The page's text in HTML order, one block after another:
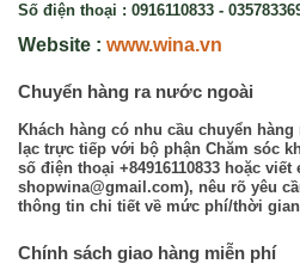
Số điện thoại : 0916110833 -
Website : www.wina.vn
Chuyển hàng ra nước ngoài
Khách hàng có nhu cầu chuyển
lạc trực tiếp với bộ phận Chăm sóc
số điện thoại +84916110833 hoặc viết
shopwina@gmail.com), nêu rõ yêu
thông tin chi tiết về mức phí/thời
Chính sách giao hàng miễn phí